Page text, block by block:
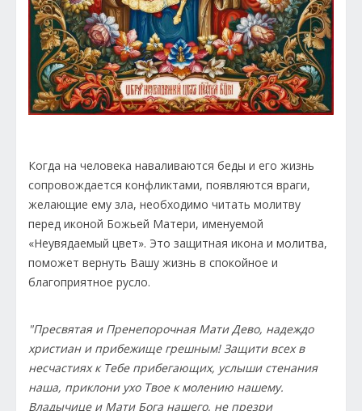
Когда на человека наваливаются беды и его жизнь
сопровождается конфликтами, появляются враги,
желающие ему зла, необходимо читать молитву
перед иконой Божьей Матери, именуемой
«Неувядаемый цвет». Это защитная икона и молитва,
поможет вернуть Вашу жизнь в спокойное и
благоприятное русло.
"Пресвятая и Пренепорочная Мати Дево, надеждо
христиан и прибежище грешным! Защити всех в
несчастиях к Тебе прибегающих, услыши стенания
наша, приклони ухо Твое к молению нашему.
Владычице и Мати Бога нашего, не презри